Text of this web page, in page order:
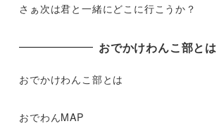
さぁ次は君と一緒にどこに行こうか？
おでかけわんこ部とは
おでかけわんこ部とは
おでわんMAP